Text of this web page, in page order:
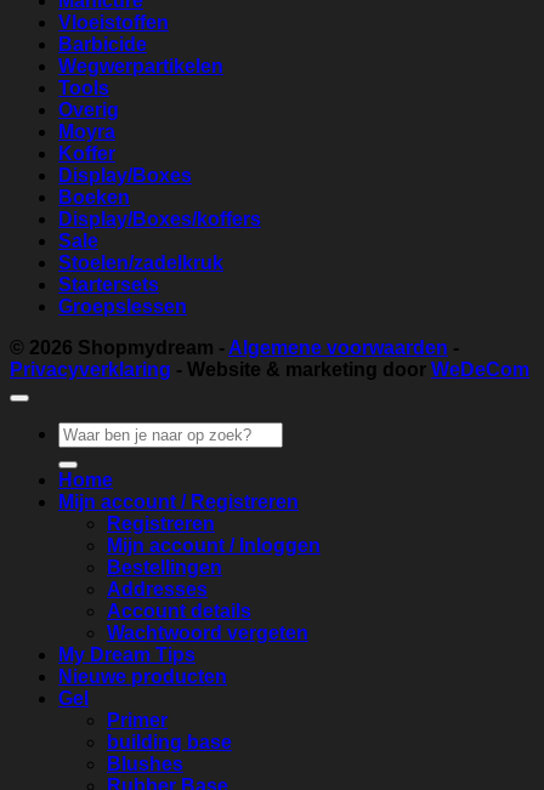
Vloeistoffen
Barbicide
Wegwerpartikelen
Tools
Overig
Moyra
Koffer
Display/Boxes
Boeken
Display/Boxes/koffers
Sale
Stoelen/zadelkruk
Startersets
Groepslessen
© 2026 Shopmydream - Algemene voorwaarden -
Privacyverklaring - Website & marketing door WeDeCom
Zoeken
naar:
Home
Mijn account / Registreren
Registreren
Mijn account / Inloggen
Bestellingen
Addresses
Account details
Wachtwoord vergeten
My Dream Tips
Nieuwe producten
Gel
Primer
building base
Blushes
Rubber Base